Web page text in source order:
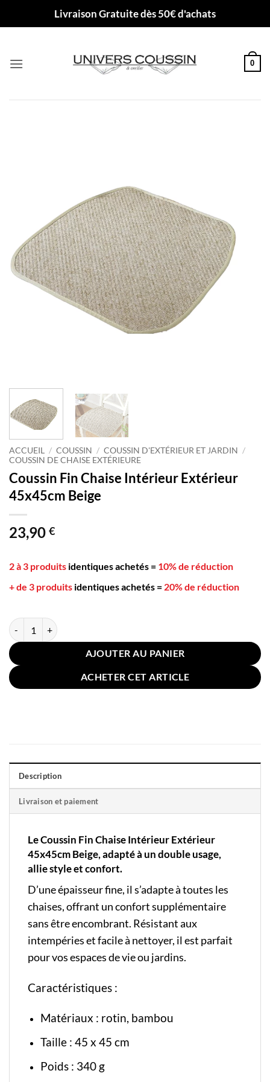
Livraison Gratuite dès 50€ d'achats
0
ACCUEIL / COUSSIN / COUSSIN D'EXTÉRIEUR ET JARDIN /
COUSSIN DE CHAISE EXTÉRIEURE
Coussin Fin Chaise Intérieur Extérieur
45x45cm Beige
23,90 €
2 à 3 produits identiques achetés = 10% de réduction
+ de 3 produits identiques achetés = 20% de réduction
quantité de Coussin Fin Chaise Intérieur Extérieur 45x45cm Beige
AJOUTER AU PANIER
ACHETER CET ARTICLE
Description
Livraison et paiement
Le Coussin Fin Chaise Intérieur Extérieur
45x45cm Beige, adapté à un double usage,
allie style et confort.
D’une épaisseur fine, il s’adapte à toutes les
chaises, offrant un confort supplémentaire
sans être encombrant. Résistant aux
intempéries et facile à nettoyer, il est parfait
pour vos espaces de vie ou jardins.
Caractéristiques :
Matériaux : rotin, bambou
Taille : 45 x 45 cm
Poids : 340 g